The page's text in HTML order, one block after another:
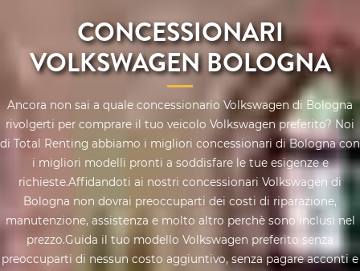
CONCESSIONARI
VOLKSWAGEN BOLOGNA
Ancora non sai a quale concessionario Volkswagen di Bologna
rivolgerti per comprare il tuo veicolo Volkswagen preferito? Noi
di Total Renting abbiamo i migliori concessionari di Bologna con
i migliori modelli pronti a soddisfare le tue esigenze e
richieste.Affidandoti ai nostri concessionari Volkswagen di
Bologna non dovrai preoccuparti dei costi di riparazione,
manutenzione, assistenza e molto altro perchè sono inclusi nel
prezzo.Guida il tuo modello Volkswagen preferito senza
preoccuparti di nessun costo aggiuntivo, senza pagare acconti e